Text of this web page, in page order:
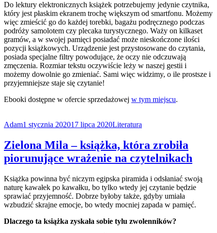
Do lektury elektronicznych książek potrzebujemy jedynie czytnika,
który jest płaskim ekranem trochę większym od smartfonu. Możemy
więc zmieścić go do każdej torebki, bagażu podręcznego podczas
podróży samolotem czy plecaka turystycznego. Waży on kilkaset
gramów, a w swojej pamięci posiadać może nieskończone ilości
pozycji książkowych. Urządzenie jest przystosowane do czytania,
posiada specjalne filtry powodujące, że oczy nie odczuwają
zmęczenia. Rozmiar tekstu oczywiście leży w naszej gestii i
możemy dowolnie go zmieniać. Sami więc widzimy, o ile prostsze i
przyjemniejsze staje się czytanie!
Ebooki dostępne w ofercie sprzedażowej w tym miejscu.
Adam1 stycznia 202017 lipca 2020Literatura
Zielona Mila – książka, która zrobiła
piorunujące wrażenie na czytelnikach
Książka powinna być niczym egipska piramida i odsłaniać swoją
naturę kawałek po kawałku, bo tylko wtedy jej czytanie będzie
sprawiać przyjemność. Dobrze byłoby także, gdyby umiała
wzbudzić skrajne emocje, bo wtedy mocniej zapada w pamięć.
Dlaczego ta książka zyskała sobie tylu zwolenników?